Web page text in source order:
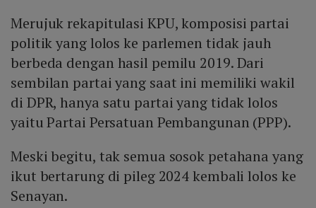
Merujuk rekapitulasi KPU, komposisi partai
politik yang lolos ke parlemen tidak jauh
berbeda dengan hasil pemilu 2019. Dari
sembilan partai yang saat ini memiliki wakil
di DPR, hanya satu partai yang tidak lolos
yaitu Partai Persatuan Pembangunan (PPP).
Meski begitu, tak semua sosok petahana yang
ikut bertarung di pileg 2024 kembali lolos ke
Senayan.